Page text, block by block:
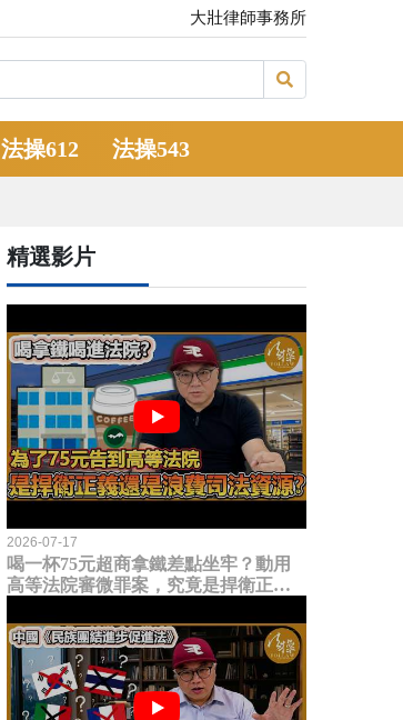
大壯律師事務所
法操612 法操543
精選影片
2026-07-17
喝一杯75元超商拿鐵差點坐牢？動用
高等法院審微罪案，究竟是捍衛正義